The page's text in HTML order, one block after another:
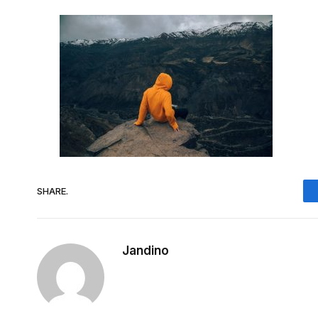
SHARE.
Jandino